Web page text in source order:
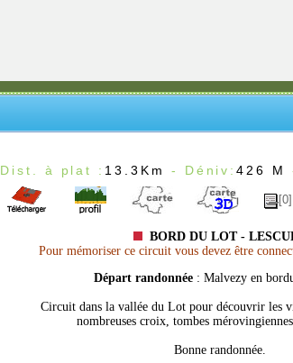
Dist. à plat : 13.3Km - Déniv:426 M
[0]
BORD DU LOT -
Pour mémoriser ce circuit vous devez être
Départ randonnée : Malvezy en
Circuit dans la vallée du Lot pour découvrir les
nombreuses croix, tombes
Bonne randonnée.